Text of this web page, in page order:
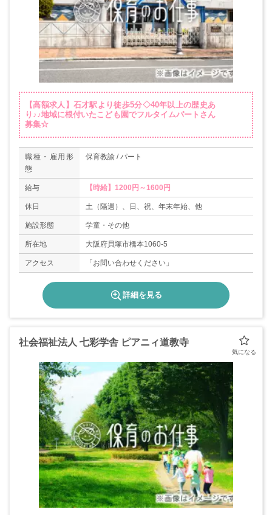
【高額求人】石才駅より徒歩5分◇40年以上の歴史あ
り♪♪地域に根付いたこども園でフルタイムパートさん
募集☆
職種・雇用形
態
保育教諭 / パート
給与 【時給】1200円～1600円
休日 土（隔週）、日、祝、年末年始、他
施設形態 学童・その他
所在地 大阪府貝塚市橋本1060-5
アクセス 「お問い合わせください」
詳細を見る
社会福祉法人 七彩学舎 ピアニィ道教寺